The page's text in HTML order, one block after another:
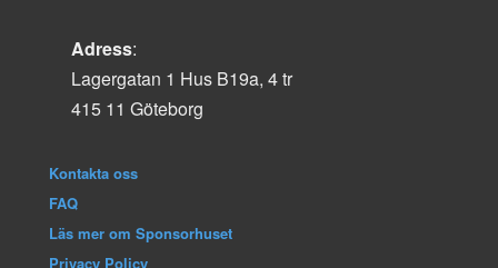
Adress:
Lagergatan 1 Hus B19a, 4 tr
415 11 Göteborg
Kontakta oss
FAQ
Läs mer om Sponsorhuset
Privacy Policy